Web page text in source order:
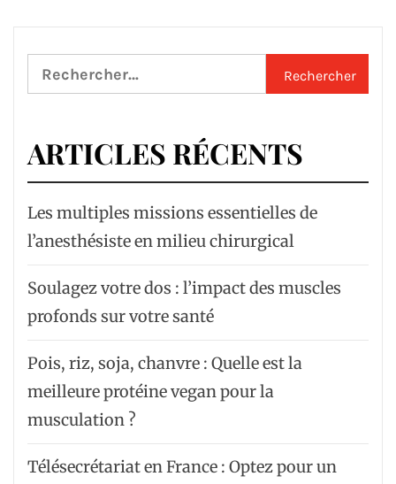
Rechercher :
ARTICLES RÉCENTS
Les multiples missions essentielles de
l’anesthésiste en milieu chirurgical
Soulagez votre dos : l’impact des muscles
profonds sur votre santé
Pois, riz, soja, chanvre : Quelle est la
meilleure protéine vegan pour la
musculation ?
Télésecrétariat en France : Optez pour un